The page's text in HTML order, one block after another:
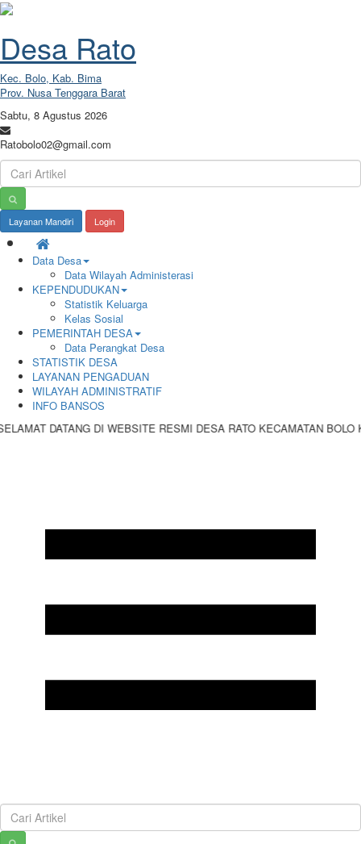
Desa Rato
Kec. Bolo, Kab. Bima
Prov. Nusa Tenggara Barat
Sabtu, 8 Agustus 2026
Ratobolo02@gmail.com
Layanan Mandiri Login
Data Desa
Data Wilayah Administerasi
KEPENDUDUKAN
Statistik Keluarga
Kelas Sosial
PEMERINTAH DESA
Data Perangkat Desa
STATISTIK DESA
LAYANAN PENGADUAN
WILAYAH ADMINISTRATIF
INFO BANSOS
DI WEBSITE RESMI DESA RATO KECAMATAN BOLO